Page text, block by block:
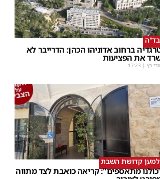
בד"ה
ברחוב אדוניהו הכהן: הדרייבר לא
את הפציעות
כץ |
17:23
למען קדושת השבת
מתאספים": קריאה כואבת לצד מתווה